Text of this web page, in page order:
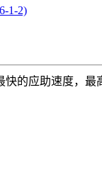
1-2)
的应助速度，